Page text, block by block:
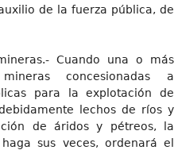
de la fuerza pública, de
Cuando una o más
concesionadas a
para la explotación de
lechos de ríos y
de áridos y pétreos, la
sus veces, ordenará el